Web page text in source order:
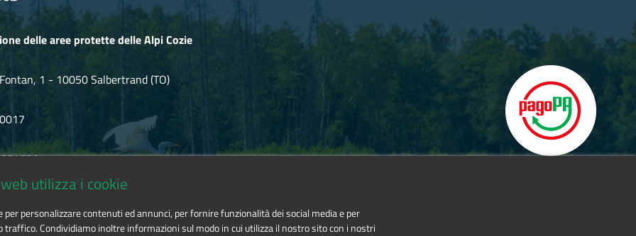
delle aree protette delle Alpi Cozie
1 - 10050 Salbertrand (TO)
utilizza i cookie
per personalizzare contenuti ed annunci, per fornire funzionalità dei social media e per
traffico. Condividiamo inoltre informazioni sul modo in cui utilizza il nostro sito con i nostri